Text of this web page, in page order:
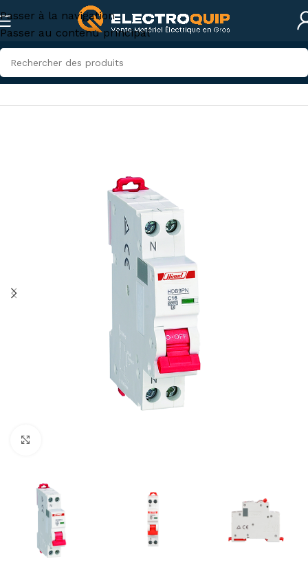
Passer à la navigation
Passer au contenu principal
Accueil/Électricité domestique/Disjoncteurs domestiques